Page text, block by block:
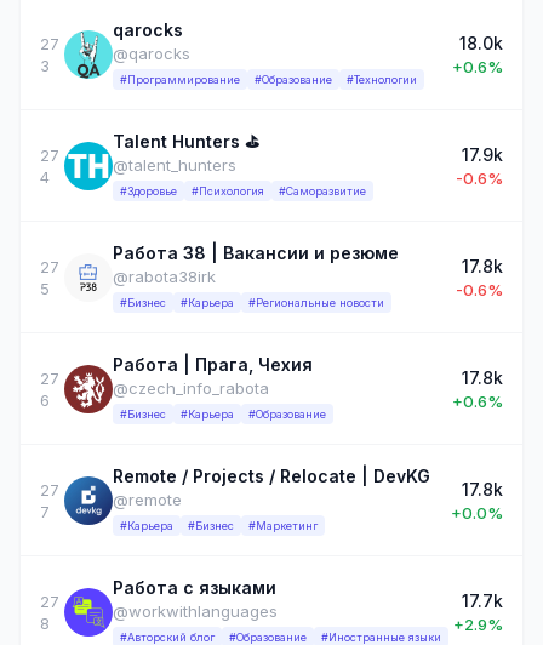
27
3
qarocks
@qarocks
#Программирование #Образование #Технологии
18.0k
+0.6%
27
4
Talent Hunters ⛳️
@talent_hunters
#Здоровье #Психология #Саморазвитие
17.9k
-0.6%
27
5
Работа 38 | Вакансии и резюме
@rabota38irk
#Бизнес #Карьера #Региональные новости
17.8k
-0.6%
27
6
Работа | Прага, Чехия
@czech_info_rabota
#Бизнес #Карьера #Образование
17.8k
+0.6%
27
7
Remote / Projects / Relocate | DevKG
@remote
#Карьера #Бизнес #Маркетинг
17.8k
+0.0%
27
8
Работа с языками
@workwithlanguages
#Авторский блог #Образование #Иностранные языки
17.7k
+2.9%